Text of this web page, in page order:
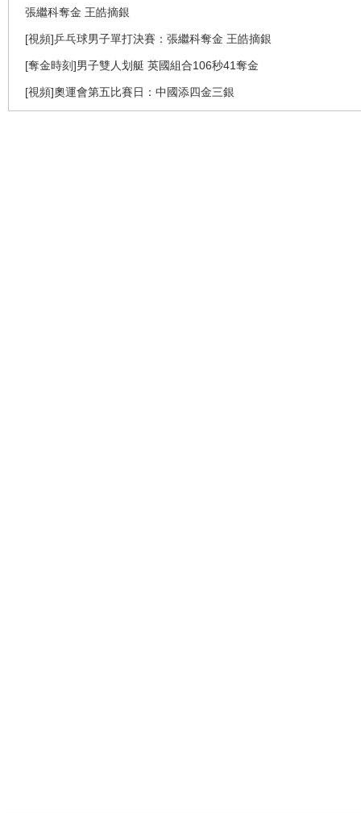
張繼科奪金 王皓摘銀
[視頻]乒乓球男子單打決賽：張繼科奪金 王皓摘銀
[奪金時刻]男子雙人划艇 英國組合106秒41奪金
[視頻]奧運會第五比賽日：中國添四金三銀